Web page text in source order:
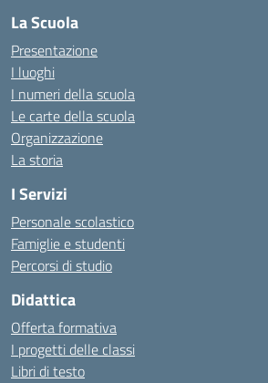
La Scuola
Presentazione
I luoghi
I numeri della scuola
Le carte della scuola
Organizzazione
La storia
I Servizi
Personale scolastico
Famiglie e studenti
Percorsi di studio
Didattica
Offerta formativa
I progetti delle classi
Libri di testo